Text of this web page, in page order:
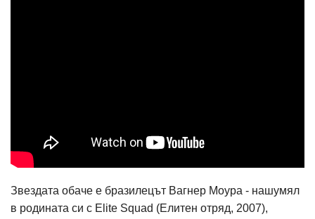
Звездата обаче е бразилецът Вагнер Моура - нашумял
в родината си с Elite Squad (Елитен отряд, 2007),